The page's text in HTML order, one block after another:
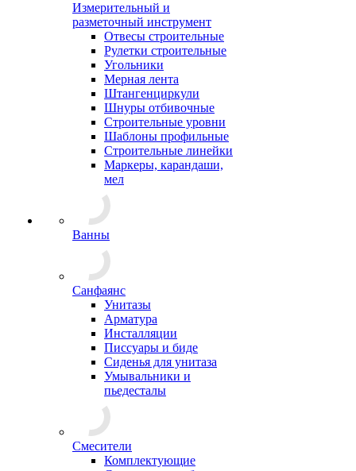
Измерительный и
разметочный инструмент
Отвесы строительные
Рулетки строительные
Угольники
Мерная лента
Штангенциркули
Шнуры отбивочные
Строительные уровни
Шаблоны профильные
Строительные линейки
Маркеры, карандаши,
мел
Ванны
Санфаянс
Унитазы
Арматура
Инсталляции
Писсуары и биде
Сиденья для унитаза
Умывальники и
пьедесталы
Смесители
Комплектующие